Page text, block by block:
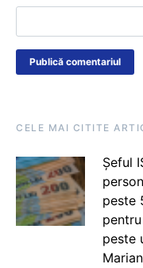
CELE MAI CITITE
Șeful
peste
peste